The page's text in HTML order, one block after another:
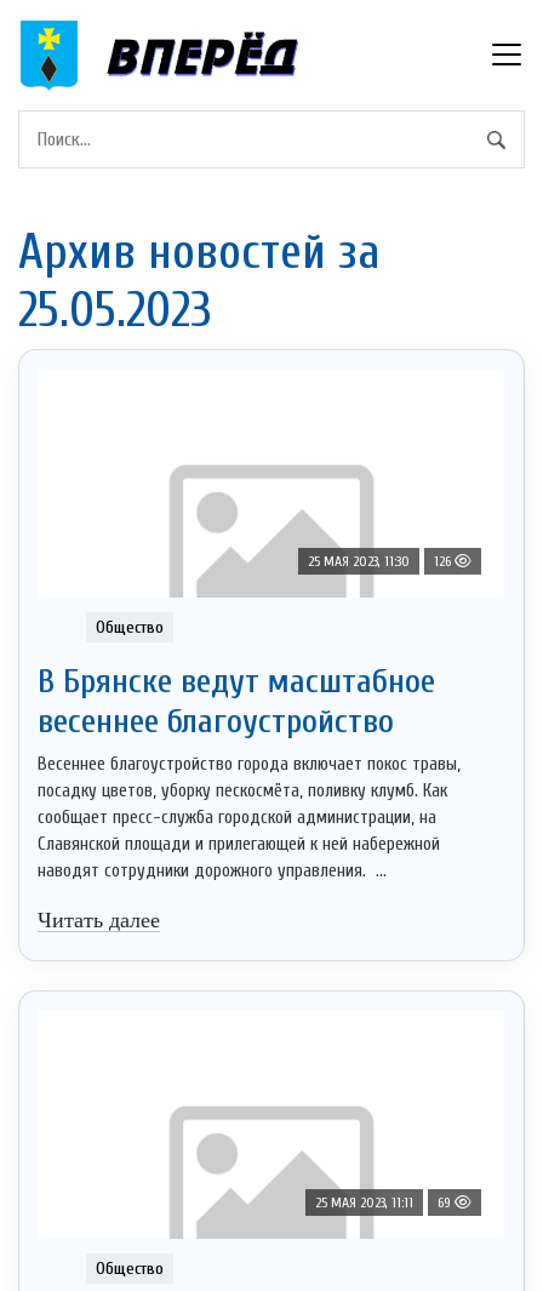
Архив новостей за
25.05.2023
25 МАЯ 2023, 11:30 126
Общество
В Брянске ведут масштабное
весеннее благоустройство
Весеннее благоустройство города включает покос травы,
посадку цветов, уборку пескосмёта, поливку клумб. Как
сообщает пресс-служба городской администрации, на
Славянской площади и прилегающей к ней набережной
наводят сотрудники дорожного управления. ...
Читать далее
25 МАЯ 2023, 11:11 69
Общество